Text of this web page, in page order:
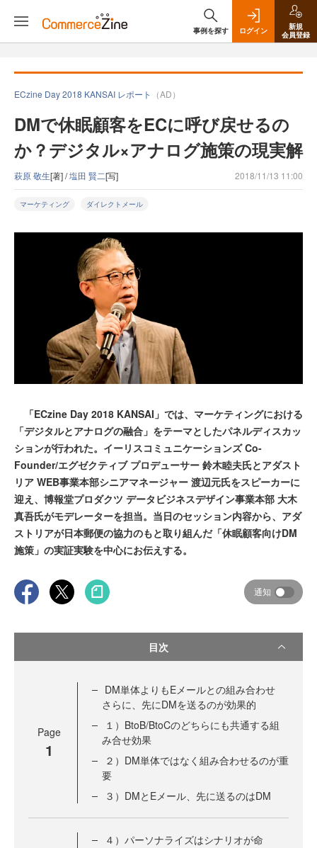
事例を探す ログイン
新規
会員登録
ECzine Day 2018 KANSAI レポート （AD）
DMで休眠顧客をECに呼び戻せるの
か？デジタル×アナログ施策の現実解
萩原 敬生[著] /塩田 賢二[写] 2018/11/13 11:00
マーケティング ダイレクトメール
「ECzine Day 2018 KANSAI」では、マーケティングにおける
「デジタルとアナログの融合」をテーマとしたパネルディスカッ
ションが行われた。イーリスコミュニケーションズ Co-
Founder/エグゼクティブ プロデューサー 鈴木睦夫氏とアダスト
リア WEB事業本部シニアマネージャー 渡辺元氏をスピーカーに
迎え、博報堂プロダクツ データビジネスデザイン事業本部 大木
真吾氏がモデレーターを担当。当日のセッション内容から、アダ
ストリアが日本郵便の協力のもと取り組んだ「休眠顧客向けDM
施策」の実証実験を中心にお伝えする。
通知
目次
Page
1
DM単体よりもEメールとの組み合わせ
さらに、先にDMを送るのが効果的
１）BtoB/BtoCのどちらにも共通する組
み合せ効果
２）DM単体ではなく組み合わせるのが重
要
３）DMとEメール、先に送るのはDM
４）パーソナライズはシナリオが命